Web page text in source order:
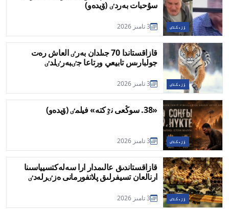
ٶزەكتٸ
سۇحبات بەردٸ (ۆيدەو)
3 تامىز 2026
ٶزەكتٸ
قازاقستاندا 70 جىلدان بەرٸ العاش رەت
جولبارىس تابيعي ورتاعا جٸبەرٸلدٸ
3 تامىز 2026
ٶزەكتٸ
«38. سوڭعى نٷكتە» فيلمٸ (ۆيدەو)
3 تامىز 2026
ٶزەكتٸ
قازاقستاندىق عالىمدار ارا سەلەكتسيياسىنا
ارنالعان تسيفرلىق پلاتفورمانى ەزٸرلەدٸ
3 تامىز 2026